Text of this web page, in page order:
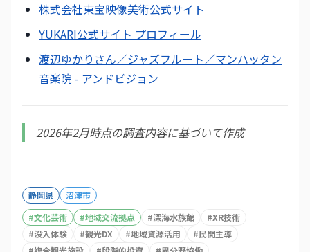
株式会社東宝映像美術公式サイト
YUKARI公式サイト プロフィール
渡辺ゆかりさん／ジャズフルート／マンハッタン
音楽院 - アンドビジョン
2026年2月時点の調査内容に基づいて作成
静岡県
沼津市
#文化芸術 #地域交流拠点 #深海水族館 #XR技術
#没入体験 #観光DX #地域資源活用 #民間主導